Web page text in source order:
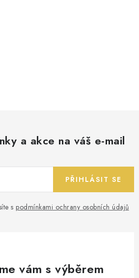
a akce na váš e-mail
s podmínkami ochrany osobních údajů
PŘIHLÁSIT SE
vám s výběrem